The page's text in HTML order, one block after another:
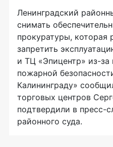
Ленинградский
снимать
прокуратуры, которая
запретить
и ТЦ «Эпицентр» из-за
пожарной
Калининграду»
торговых центров
подтвердили в пресс-
районного суда.